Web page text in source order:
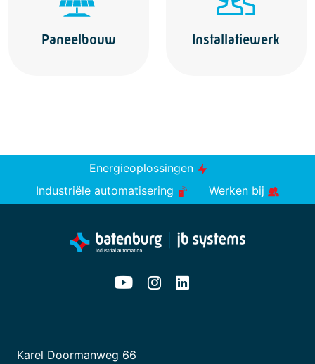
Paneelbouw Installatiewerk
Energieoplossingen
Industriële automatisering
Werken bij
Karel Doormanweg 66